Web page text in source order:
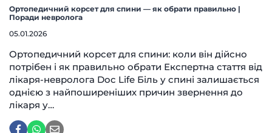
Ортопедичний корсет для спини — як обрати правильно |
Поради невролога
05.01.2026
Ортопедичний корсет для спини: коли він дійсно
потрібен і як правильно обрати Експертна стаття від
лікаря-невролога Doc Life Біль у спині залишається
однією з найпоширеніших причин звернення до
лікаря у…